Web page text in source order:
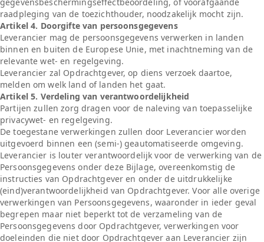
raadpleging van de toezichthouder, noodzakelijk mocht zijn.
Artikel 4. Doorgifte van persoonsgegevens
Leverancier mag de persoonsgegevens verwerken in landen
binnen en buiten de Europese Unie, met inachtneming van de
relevante wet- en regelgeving.
Leverancier zal Opdrachtgever, op diens verzoek daartoe,
melden om welk land of landen het gaat.
Artikel 5. Verdeling van verantwoordelijkheid
Partijen zullen zorg dragen voor de naleving van toepasselijke
privacywet- en regelgeving.
De toegestane verwerkingen zullen door Leverancier worden
uitgevoerd binnen een (semi-) geautomatiseerde omgeving.
Leverancier is louter verantwoordelijk voor de verwerking van de
Persoonsgegevens onder deze Bijlage, overeenkomstig de
instructies van Opdrachtgever en onder de uitdrukkelijke
(eind)verantwoordelijkheid van Opdrachtgever. Voor alle overige
verwerkingen van Persoonsgegevens, waaronder in ieder geval
begrepen maar niet beperkt tot de verzameling van de
Persoonsgegevens door Opdrachtgever, verwerkingen voor
doeleinden die niet door Opdrachtgever aan Leverancier zijn